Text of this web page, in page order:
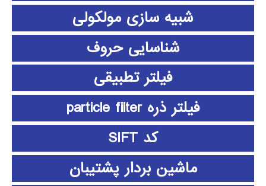
شبیه سازی مولکولی
شناسایی حروف
فیلتر تطبیقی
فیلتر ذره particle filter
کد SIFT
ماشین بردار پشتیبان